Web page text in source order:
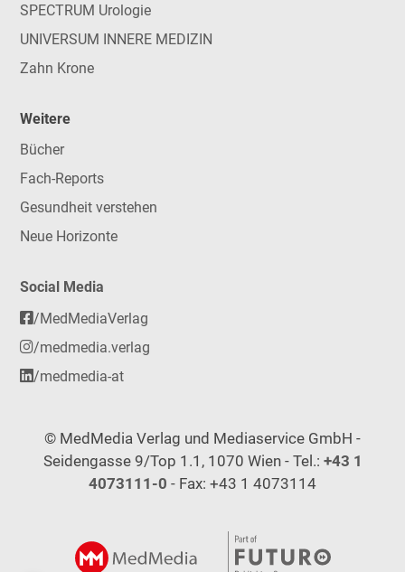
SPECTRUM Urologie
UNIVERSUM INNERE MEDIZIN
Zahn Krone
Weitere
Bücher
Fach-Reports
Gesundheit verstehen
Neue Horizonte
Social Media
/MedMediaVerlag
/medmedia.verlag
/medmedia-at
© MedMedia Verlag und Mediaservice GmbH -
Seidengasse 9/Top 1.1, 1070 Wien - Tel.: +43 1
4073111-0 - Fax: +43 1 4073114